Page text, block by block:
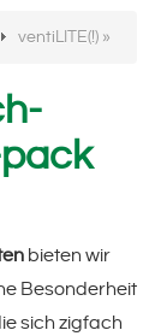
ventiLITE(!) »
bieten wir
Besonderheit
sich zigfach